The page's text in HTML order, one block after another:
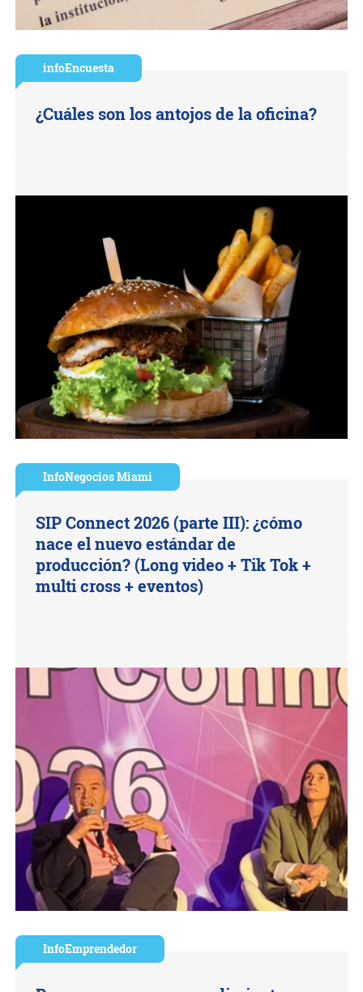
infoEncuesta
¿Cuáles son los antojos de la oficina?
InfoNegocios Miami
SIP Connect 2026 (parte III): ¿cómo
nace el nuevo estándar de
producción? (Long video + Tik Tok +
multi cross + eventos)
InfoEmprendedor